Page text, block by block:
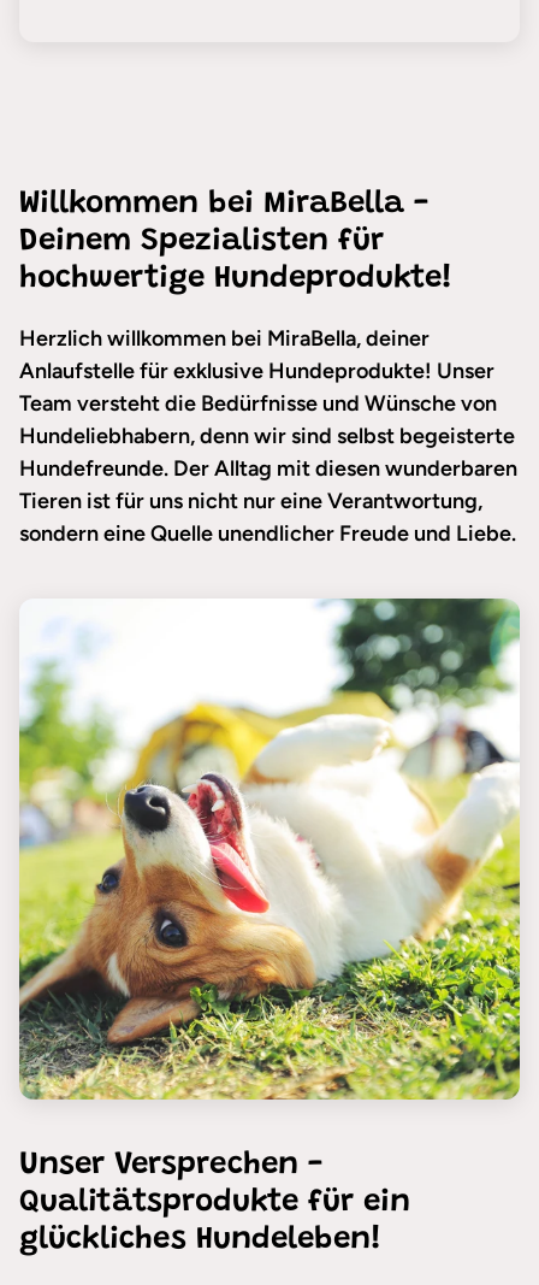
Willkommen bei MiraBella -
Deinem Spezialisten für
hochwertige Hundeprodukte!
Herzlich willkommen bei MiraBella, deiner
Anlaufstelle für exklusive Hundeprodukte! Unser
Team versteht die Bedürfnisse und Wünsche von
Hundeliebhabern, denn wir sind selbst begeisterte
Hundefreunde. Der Alltag mit diesen wunderbaren
Tieren ist für uns nicht nur eine Verantwortung,
sondern eine Quelle unendlicher Freude und Liebe.
Unser Versprechen -
Qualitätsprodukte für ein
glückliches Hundeleben!